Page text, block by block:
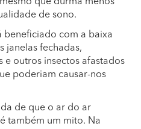
de sono.
beneficiado com a baixa
janelas fechadas,
e outros insectos afastados
poderiam causar-nos
de que o ar do ar
também um mito. Na